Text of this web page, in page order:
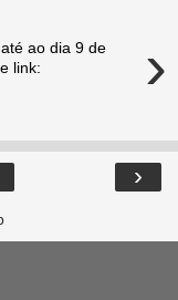
›
ao dia 9 de
link:
›